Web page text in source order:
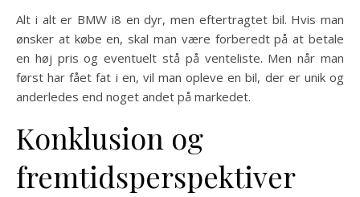
Alt i alt er BMW i8 en dyr, men eftertragtet bil. Hvis man
ønsker at købe en, skal man være forberedt på at betale
en høj pris og eventuelt stå på venteliste. Men når man
først har fået fat i en, vil man opleve en bil, der er unik og
anderledes end noget andet på markedet.
Konklusion og
fremtidsperspektiver